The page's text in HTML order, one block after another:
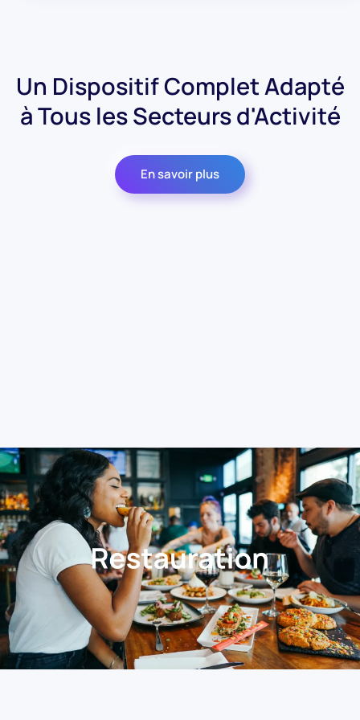
Un Dispositif Complet Adapté
à Tous les Secteurs d'Activité
En savoir plus
En savoir plus